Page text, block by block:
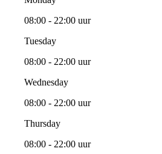
08:00 - 22:00 uur
Tuesday
08:00 - 22:00 uur
Wednesday
08:00 - 22:00 uur
Thursday
08:00 - 22:00 uur